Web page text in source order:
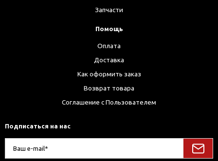
Запчасти
Помощь
Оплата
Доставка
Как оформить заказ
Возврат товара
Соглашение с Пользователем
Подписаться на нас